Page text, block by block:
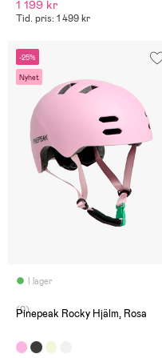
1 199 kr
Tid. pris: 1 499 kr
-25%
Nyhet
I lager
(0)
Pinepeak Rocky Hjälm, Rosa